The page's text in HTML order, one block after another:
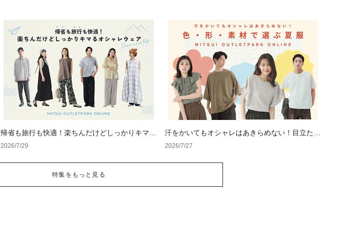
帰省も旅行も快適！楽ちんだけどしっかりキマる
オシャレウェア特集
2026/7/29
汗をかいてもオシャレはあきらめない！目立たな
い色・形・素材の服をアウトレットで
2026/7/27
特集をもっと見る